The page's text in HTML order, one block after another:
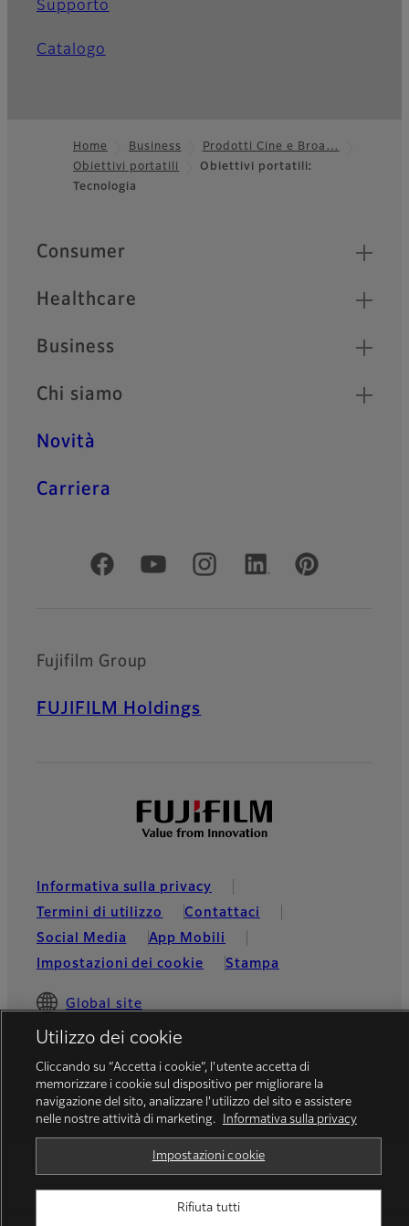
Supporto
Catalogo
Footer
Home Business
Prodotti Cine e Broa…
Obiettivi portatili
Obiettivi portatili:
Tecnologia
Quick Links
Consumer
Healthcare
Business
Chi siamo
Novità
Carriera
Social media ufficiali
Fujifilm Group
FUJIFILM Holdings
Informativa sulla privacy
Termini di utilizzo
Contattaci
Social Media
App Mobili
Impostazioni dei cookie
Stampa
Global site
© FUJIFILM Europe GmbH
Utilizzo dei cookie
Cliccando su “Accetta i cookie”, l'utente accetta di
memorizzare i cookie sul dispositivo per migliorare la
navigazione del sito, analizzare l'utilizzo del sito e assistere
nelle nostre attività di marketing.
Informativa sulla privacy
Impostazioni cookie
Rifiuta tutti